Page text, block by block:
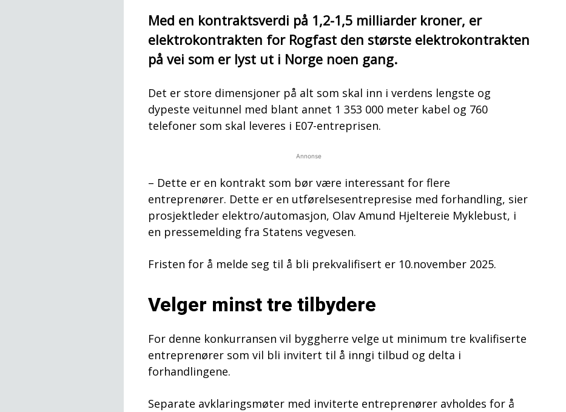
Med en kontraktsverdi på 1,2-1,5 milliarder kroner, er
elektrokontrakten for Rogfast den største elektrokontrakten
på vei som er lyst ut i Norge noen gang.
Det er store dimensjoner på alt som skal inn i verdens lengste og
dypeste veitunnel med blant annet 1 353 000 meter kabel og 760
telefoner som skal leveres i E07-entreprisen.
Annonse
– Dette er en kontrakt som bør være interessant for flere
entreprenører. Dette er en utførelsesentrepresise med forhandling, sier
prosjektleder elektro/automasjon, Olav Amund Hjeltereie Myklebust, i
en pressemelding fra Statens vegvesen.
Fristen for å melde seg til å bli prekvalifisert er 10.november 2025.
Velger minst tre tilbydere
For denne konkurransen vil byggherre velge ut minimum tre kvalifiserte
entreprenører som vil bli invitert til å inngi tilbud og delta i
forhandlingene.
Separate avklaringsmøter med inviterte entreprenører avholdes for å